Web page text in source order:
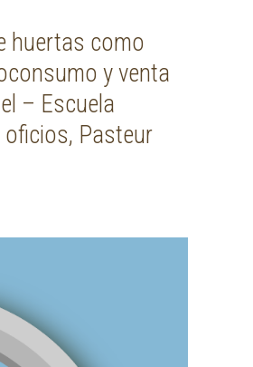
huertas como
y venta
– Escuela
Pasteur